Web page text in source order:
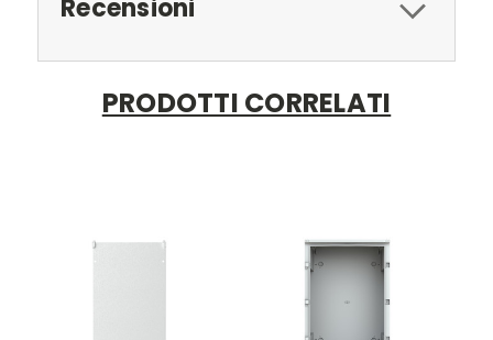
Recensioni
PRODOTTI CORRELATI